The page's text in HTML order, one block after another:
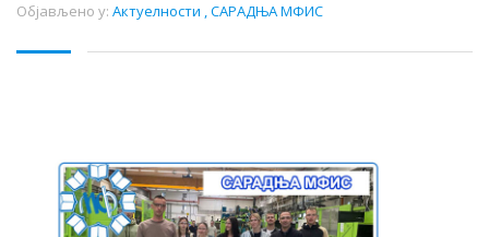
Објављено у: Актуелности ,САРАДЊА МФИС